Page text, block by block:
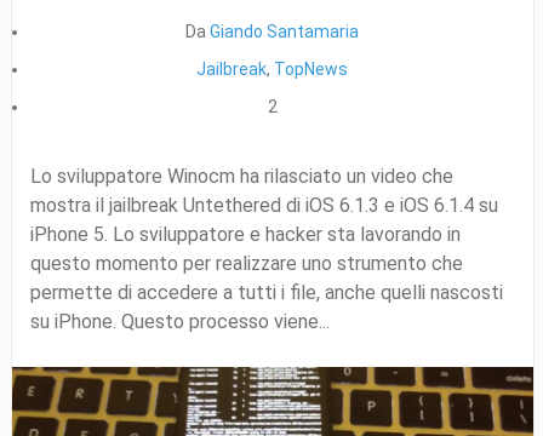
DaGiando Santamaria
Jailbreak, TopNews
2
Lo sviluppatore Winocm ha rilasciato un video che
mostra il jailbreak Untethered di iOS 6.1.3 e iOS 6.1.4 su
iPhone 5. Lo sviluppatore e hacker sta lavorando in
questo momento per realizzare uno strumento che
permette di accedere a tutti i file, anche quelli nascosti
su iPhone. Questo processo viene...